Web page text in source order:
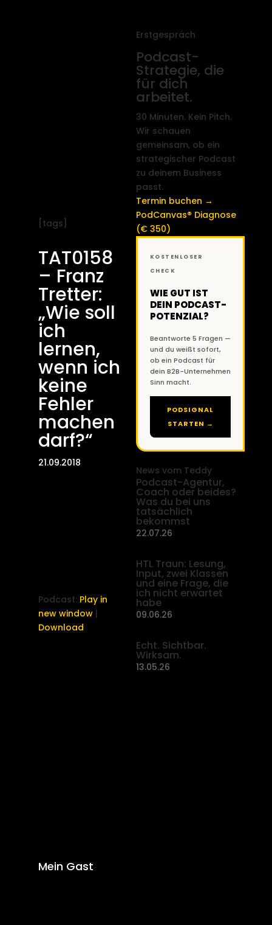
[tags]
TAT0158
– Franz
Tretter:
„Wie soll
ich
lernen,
wenn ich
keine
Fehler
machen
darf?“
21.09.2018
Podcast: Play in
new window|
Download
Mein Gast
Erstgespräch
Podcast-
Strategie, die
für dich
arbeitet.
30 Minuten. Kein Pitch.
Wir schauen
gemeinsam, ob ein
strategischer Podcast
zu deinem Business
passt.
Termin buchen →
PodCanvas® Diagnose
(€ 350)
KOSTENLOSER
CHECK
WIE GUT IST
DEIN PODCAST-
POTENZIAL?
Beantworte 5 Fragen —
und du weißt sofort,
ob ein Podcast für
dein B2B-Unternehmen
Sinn macht.
PODSIGNAL
STARTEN →
News vom Teddy
Podcast-Agentur,
Coach oder beides?
Was du bei uns
tatsächlich
bekommst
22.07.26
HTL Traun: Lesung,
Input, zwei Klassen
und eine Frage, die
ich nicht erwartet
habe
09.06.26
Echt. Sichtbar.
Wirksam.
13.05.26